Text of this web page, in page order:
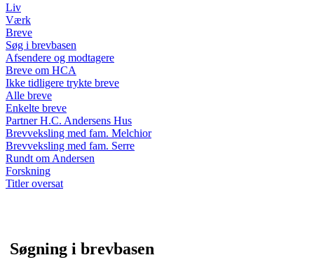
Liv
Værk
Breve
Søg i brevbasen
Afsendere og modtagere
Breve om HCA
Ikke tidligere trykte breve
Alle breve
Enkelte breve
Partner H.C. Andersens Hus
Brevveksling med fam. Melchior
Brevveksling med fam. Serre
Rundt om Andersen
Forskning
Titler oversat
Søgning i brevbasen